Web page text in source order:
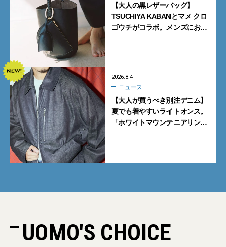
【大人の黒レザーバッグ】
TSUCHIYA KABANとマメ クロ
ゴウチがコラボ。メンズにおす
2026.8.4
ニュース
【大人が買うべき別注デニム】
夏でも着やすいライトオンス。
「ホワイトマウンテニアリン
UOMO'S CHOICE